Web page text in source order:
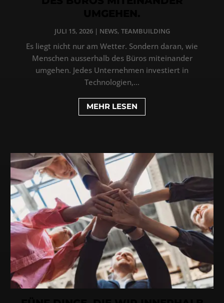
JULI 15, 2026| NEWS, TEAMBUILDING
Es liegt nicht nur am Wetter. Sondern daran, wie
Menschen ausserhalb des Büros miteinander
umgehen. Jedes Unternehmen investiert in
Technologien,...
MEHR LESEN